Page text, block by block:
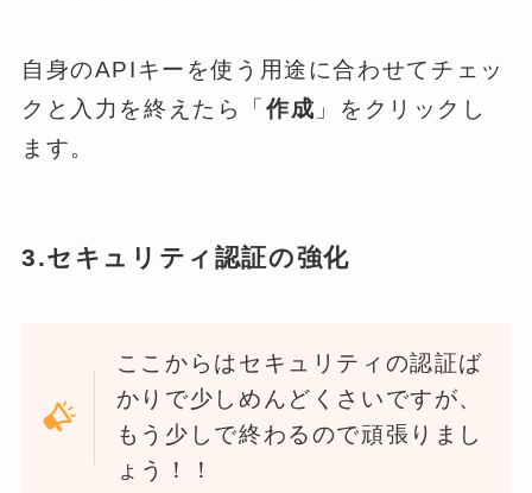
自身のAPIキーを使う用途に合わせてチェッ
クと入力を終えたら「作成 」をクリックし
ます。
3.セキュリティ認証の強化
ここからはセキュリティの認証ば
かりで少しめんどくさいですが、
もう少しで終わるので頑張りまし
ょう！！